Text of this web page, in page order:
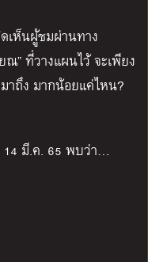
เห็นผู้ชมผ่านทาง
ณ”ที่วางแผนไว้ จะเพียง
มาถึง มากน้อยแค่ไหน?
มี.ค. 65 พบว่า…